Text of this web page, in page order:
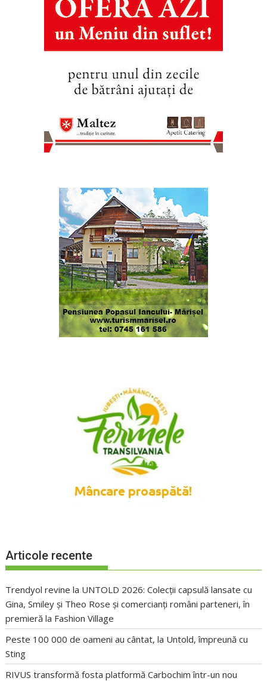
Articole recente
Trendyol revine la UNTOLD 2026: Colecții capsulă lansate cu
Gina, Smiley și Theo Rose și comercianți români parteneri, în
premieră la Fashion Village
Peste 100 000 de oameni au cântat, la Untold, împreună cu
Sting
RIVUS transformă fosta platformă Carbochim într-un nou